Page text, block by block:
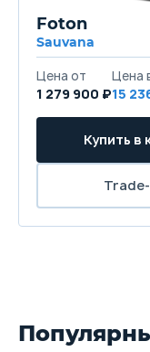
Foton
Sauvana
1 279 900 ₽15